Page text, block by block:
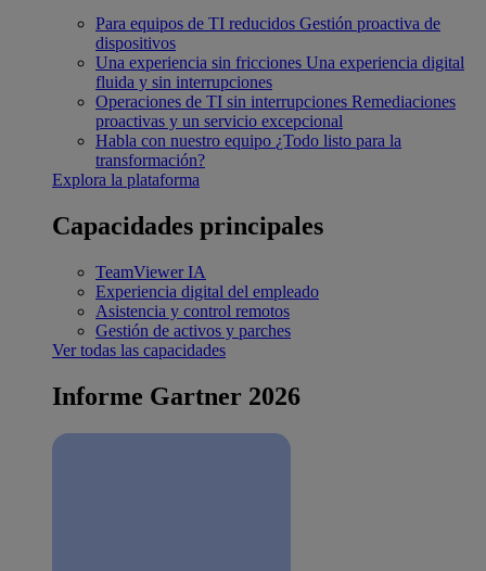
Para equipos de TI reducidos Gestión proactiva de
dispositivos
Una experiencia sin fricciones Una experiencia digital
fluida y sin interrupciones
Operaciones de TI sin interrupciones Remediaciones
proactivas y un servicio excepcional
Habla con nuestro equipo ¿Todo listo para la
transformación?
Explora la plataforma
Capacidades principales
TeamViewer IA
Experiencia digital del empleado
Asistencia y control remotos
Gestión de activos y parches
Ver todas las capacidades
Informe Gartner 2026